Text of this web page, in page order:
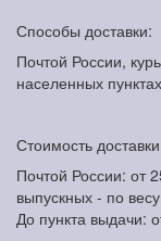
Способы доставки:
Почтой России,
населенных
Стоимость
Почтой России: от
выпускных - по
До пункта выдачи: